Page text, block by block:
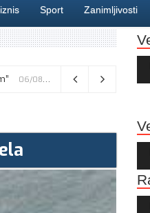
Sport Zanimljivosti
06/08/2026
Vance kaže da će pregovori s Iranom potrajati, odbacio navode o sukobu s Netanyahuom 06/08/2026